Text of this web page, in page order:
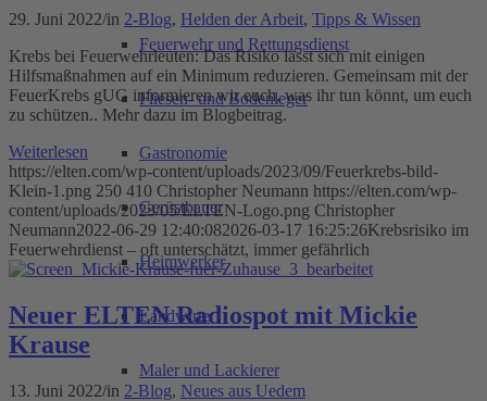
Feuerwehr und Rettungsdienst
Fliesen- und Bodenleger
Gastronomie
Gerüstbauer
Heimwerker
Landwirte
Maler und Lackierer
29. Juni 2022/in 2-Blog, Helden der Arbeit, Tipps & Wissen
Krebs bei Feuerwehrleuten: Das Risiko lässt sich mit einigen
Hilfsmaßnahmen auf ein Minimum reduzieren. Gemeinsam mit der
FeuerKrebs gUG informieren wir euch, was ihr tun könnt, um euch
zu schützen.. Mehr dazu im Blogbeitrag.
Weiterlesen
https://elten.com/wp-content/uploads/2023/09/Feuerkrebs-bild-
Klein-1.png 250 410 Christopher Neumann https://elten.com/wp-
content/uploads/2023/05/ELTEN-Logo.png Christopher
Neumann2022-06-29 12:40:082026-03-17 16:25:26Krebsrisiko im
Feuerwehrdienst – oft unterschätzt, immer gefährlich
Neuer ELTEN Radiospot mit Mickie
Krause
13. Juni 2022/in 2-Blog, Neues aus Uedem